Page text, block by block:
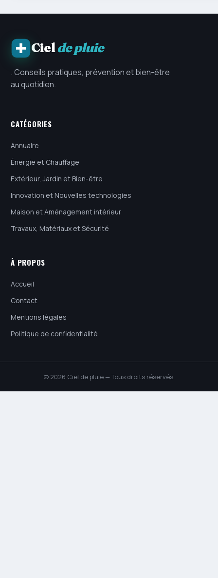
Cielde pluie
. Conseils pratiques, prévention et bien-être
au quotidien.
CATÉGORIES
Annuaire
Énergie et Chauffage
Extérieur, Jardin et Bien-être
Innovation et Nouvelles technologies
Maison et Aménagement intérieur
Travaux, Matériaux et Sécurité
À PROPOS
Accueil
Contact
Mentions légales
Politique de confidentialité
© 2026 Ciel de pluie — Tous droits réservés.